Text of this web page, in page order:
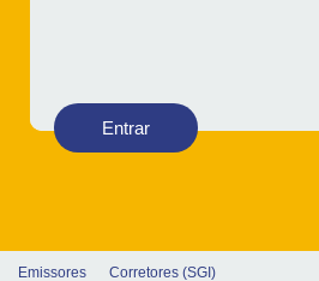
Entrar
Emissores Corretores (SGI)